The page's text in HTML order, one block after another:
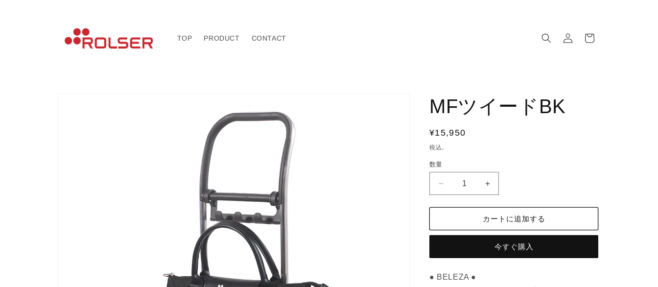
TOP PRODUCT CONTACT
イ
ー
MFツイードBK
通
常
価
格
¥15,950
税込。
数
数量
イ
ド
の
量
MF
イ
ー
ド
BK
の
カートに追加する
今すぐ購入
● BELEZA ●